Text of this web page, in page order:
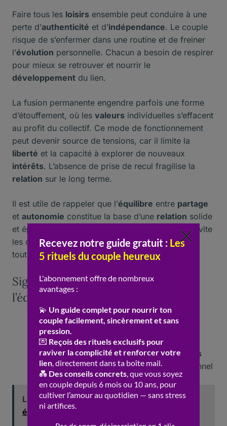
Faire tous les loisirs ensemble peut conduire à une
perte d’authenticité et d’indépendance. Le couple
risque de s’enfermer dans une routine et de freiner
l’évolution personnelle. Chacun a besoin de respirer
pour mieux se retrouver et nourrir le
développement du lien.
La fusion permanente engendre parfois une forme
d’étouffement, où les valeurs individuelles s’effacent
au profit du collectif. Ce mode de fonctionnement
peut devenir source de tensions, car il limite la
liberté et la capacité à explorer de nouveaux
intérêts. L’absence de prise de recul fragilise la
relation sur le long terme.
Il est utile de rappeler que l’équilibre entre partage
et autonomie constitue la base d’une relation solide
et épanouissante. Prendre soin de cet équilibre évite
les conflits et encourage lesoutienmutuel dans
toutes les étapes de la vie à deux.
Signes que trop de fusion nuit à
l’équilibre du couple
Manque de
Sensation de perte d’identitéindividuelle
Difficulté à entretenir ses proprespassions
Tensions liées au manque d’espace personnel
Lire aussi : Routine couple : les pièges à
éviter pour ne pas s’éloigner